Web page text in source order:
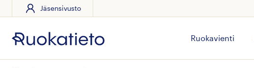
sisältöön
Jäsensivusto
Ruokavienti